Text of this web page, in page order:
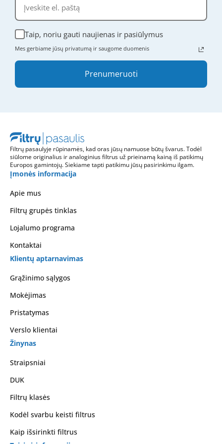
Taip, noriu gauti naujienas ir pasiūlymus
Mes gerbiame jūsų privatumą ir saugome duomenis
Prenumeruoti
Filtrų pasaulyje rūpinamės, kad oras jūsų namuose būtų švarus. Todėl
siūlome originalius ir analoginius filtrus už prieinamą kainą iš patikimų
Europos gamintojų. Siekiame tapti patikimu jūsų pasirinkimu ilgam.
Įmonės informacija
Apie mus
Filtrų grupės tinklas
Lojalumo programa
Kontaktai
Klientų aptarnavimas
Grąžinimo sąlygos
Mokėjimas
Pristatymas
Verslo klientai
Žinynas
Straipsniai
DUK
Filtrų klasės
Kodėl svarbu keisti filtrus
Kaip išsirinkti filtrus